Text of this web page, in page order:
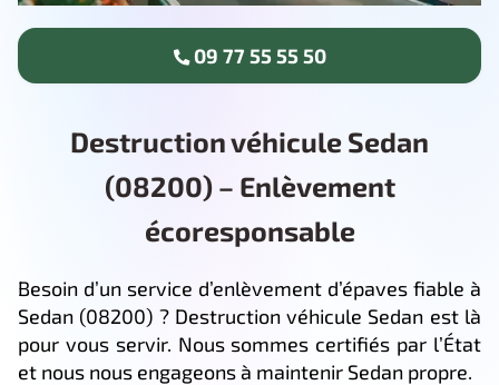
Destruction véhicule Sedan
(08200) – Enlèvement
écoresponsable
Besoin d’un service d’enlèvement d’épaves fiable à
Sedan (08200) ? Destruction véhicule Sedan est là
pour vous servir. Nous sommes certifiés par l’État
et nous nous engageons à maintenir Sedan propre.
09 77 55 55 50